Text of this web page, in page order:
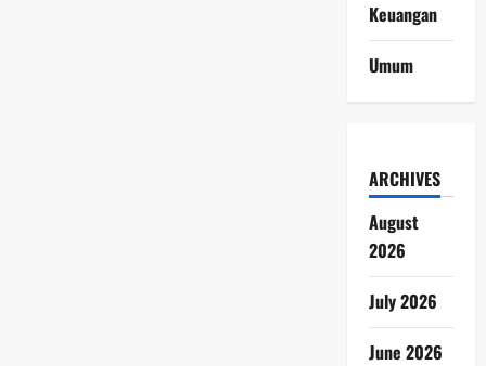
Keuangan
Umum
ARCHIVES
August
2026
July 2026
June 2026